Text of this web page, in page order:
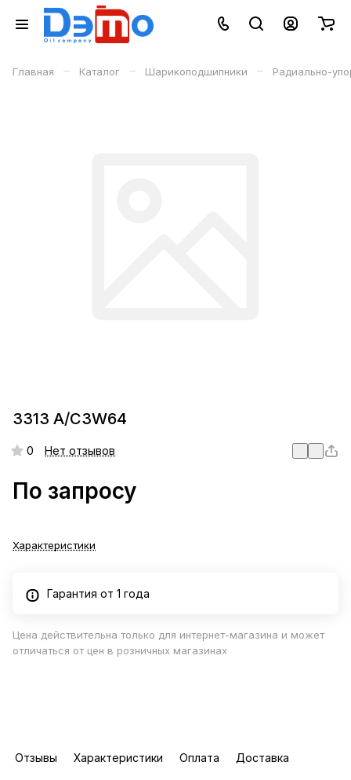
Главная – Каталог – Шарикоподшипники – Радиально-
3313 A/C3W64
0 Нет отзывов
По запросу
Характеристики
Гарантия от 1 года
Цена действительна только для интернет-магазина и может
отличаться от цен в розничных магазинах
Отзывы Характеристики Оплата Доставка